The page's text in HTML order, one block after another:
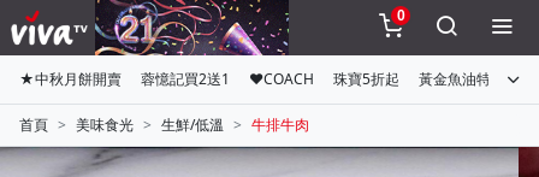
0
★中秋月餅開賣 蓉憶記買2送1 ♥COACH 珠寶5折起 黃金魚油特惠組
首頁 美味食光 生鮮/低溫 牛排牛肉